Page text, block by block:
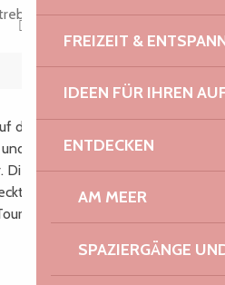
FREIZEIT &
IDEEN FÜR IHREN
ENTDECKEN
AM MEER
SPAZIERGÄNGE
der Insel Milliau stammt aus
beweist, dass die Insel
Die Insel ist nur bei Ebbe
Allee zu entdecken,
nach den